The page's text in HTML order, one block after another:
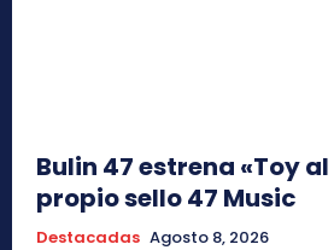
Bulin 47 estrena «Toy al
propio sello 47 Music
Destacadas Agosto 8, 2026